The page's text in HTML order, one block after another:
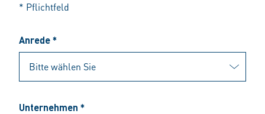
* Pflichtfeld
Anrede *
Unternehmen *